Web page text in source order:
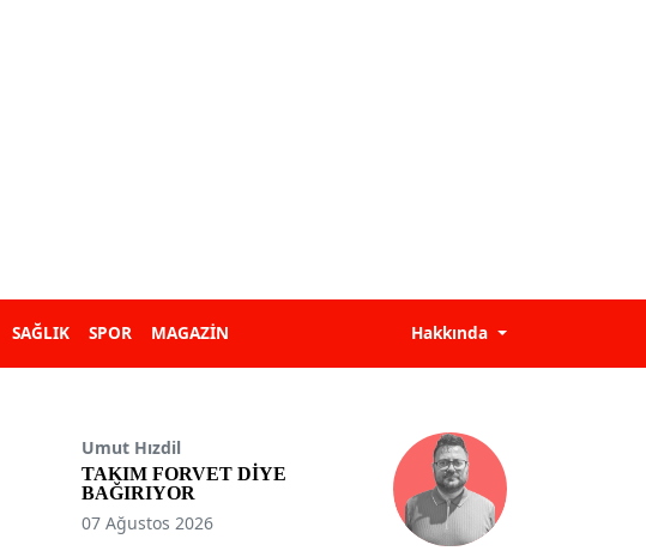
SAĞLIK SPOR MAGAZİN Hakkında
Umut Hızdil
TAKIM FORVET DİYE
BAĞIRIYOR
07 Ağustos 2026